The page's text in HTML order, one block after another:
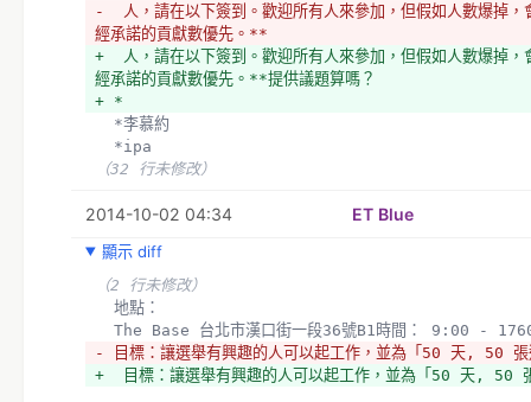
-  人，請在以下簽到。歡迎所有人來參加，但假如人數爆掉
經承諾的貢獻數優先。**
+  人，請在以下簽到。歡迎所有人來參加，但假如人數爆掉
經承諾的貢獻數優先。**提供議題算嗎？
+ *
  *李慕約
  *ipa
（32 行未修改）
2014-10-02 04:34 ET Blue
顯示 diff
（2 行未修改）
  地點：
The Base 台北市漢口街一段36號B1時間： 9:00 -
- 目標：讓選舉有興趣的人可以起工作，並為「50 天, 50 張
+  目標：讓選舉有興趣的人可以起工作，並為「50 天, 50